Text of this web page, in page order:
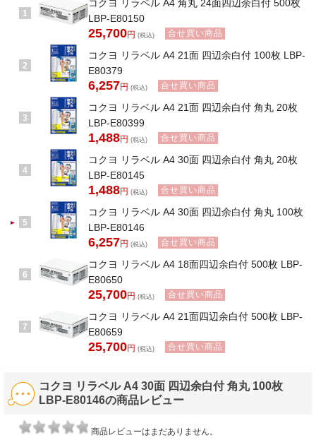
1
コクヨ リラベル A4 角丸 24面四辺余白付 500枚
LBP-E80150
25,700円 (税込) 合せ買い商品
2
コクヨ リラベル A4 21面 四辺余白付 100枚 LBP-
E80379
6,257円 (税込) 合せ買い商品
3
コクヨ リラベル A4 21面 四辺余白付 角丸 20枚
LBP-E80399
1,488円 (税込) 合せ買い商品
4
コクヨ リラベル A4 30面 四辺余白付 角丸 20枚
LBP-E80145
1,488円 (税込) 合せ買い商品
5
コクヨ リラベル A4 30面 四辺余白付 角丸 100枚
LBP-E80146
6,257円 (税込) 合せ買い商品
6
コクヨ リラベル A4 18面四辺余白付 500枚 LBP-
E80650
25,700円 (税込) 合せ買い商品
7
コクヨ リラベル A4 21面四辺余白付 500枚 LBP-
E80659
25,700円 (税込) 合せ買い商品
コクヨ リラベル A4 30面 四辺余白付 角丸 100枚
LBP-E80146の商品レビュー
商品レビューはまだありません。